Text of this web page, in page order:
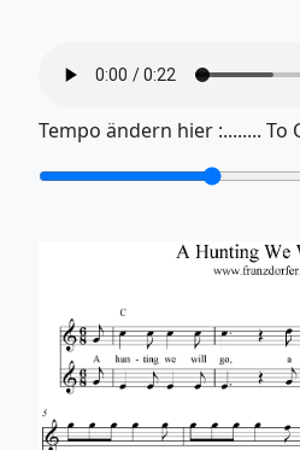
Tempo ändern hier :........ To